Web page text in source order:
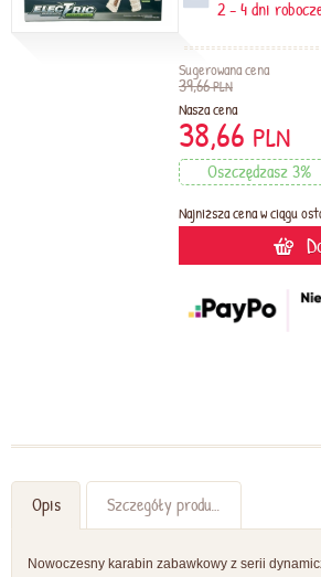
2 - 4 dni
Sugerowana cena
39,66PLN
Nasza cena
38,66 PLN
Oszczędzasz 3%
Najniższa cena w ciągu
Opis Szczegóły produktu
Nowoczesny karabin zabawkowy z serii